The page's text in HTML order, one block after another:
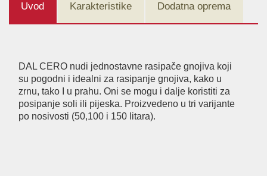
Uvod Karakteristike Dodatna oprema
DAL CERO nudi jednostavne rasipače gnojiva koji
su pogodni i idealni za rasipanje gnojiva, kako u
zrnu, tako I u prahu. Oni se mogu i dalje koristiti za
posipanje soli ili pijeska. Proizvedeno u tri varijante
po nosivosti (50,100 i 150 litara).